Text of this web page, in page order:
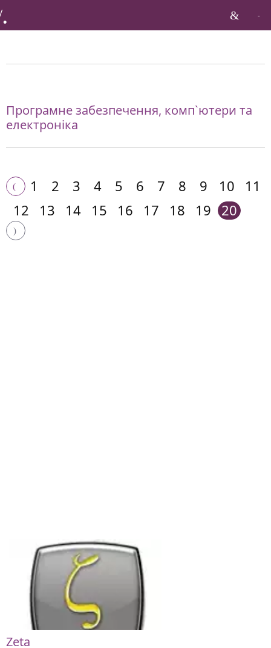
Програмне забезпечення, комп`ютери та
електроніка
1 2 3 4 5 6 7 8 9 10
11
12
13 14 15 16 17 18 19 20
Zeta